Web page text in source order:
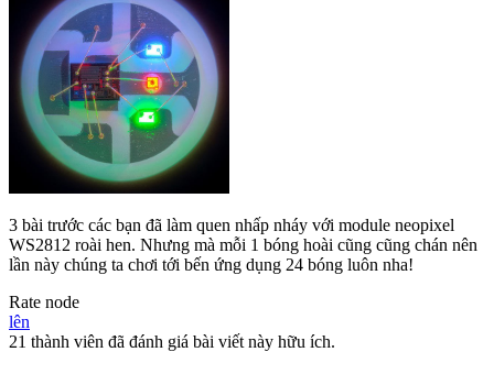
3 bài trước các bạn đã làm quen nhấp nháy với module neopixel
WS2812 roài hen. Nhưng mà mỗi 1 bóng hoài cũng cũng chán nên
lần này chúng ta chơi tới bến ứng dụng 24 bóng luôn nha!
Rate node
lên
21 thành viên đã đánh giá bài viết này hữu ích.